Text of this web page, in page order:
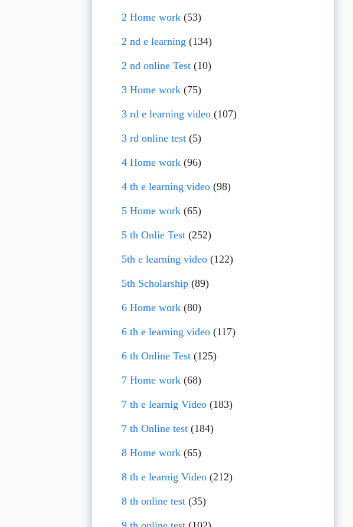
2 Home work(53)
2 nd e learning (134)
2 nd online Test(10)
3 Home work(75)
3 rd e learning video(107)
3 rd online test(5)
4 Home work(96)
4 th e learning video(98)
5 Home work(65)
5 th Onlie Test(252)
5th e learning video(122)
5th Scholarship(89)
6 Home work(80)
6 th e learning video(117)
6 th Online Test(125)
7 Home work(68)
7 th e learnig Video(183)
7 th Online test(184)
8 Home work(65)
8 th e learnig Video(212)
8 th online test(35)